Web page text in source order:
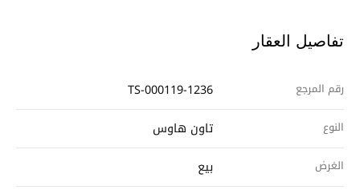
تفاصيل العقار
رقم المرجع TS-000119-1236
النوع تاون هاوس
الغرض بيع